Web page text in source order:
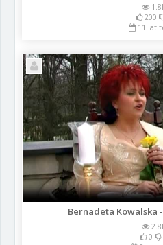
200
11 lat
Bernadeta Kowalska
0